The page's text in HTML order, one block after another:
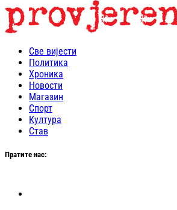
Све вијести
Политика
Хроника
Новости
Магазин
Спорт
Култура
Став
Пратите нас: